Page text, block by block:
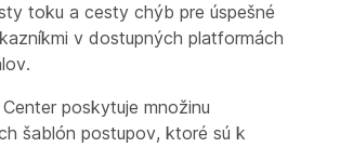
toku a cesty chýb pre úspešné
v dostupných platformách
poskytuje množinu
šablón postupov, ktoré sú k